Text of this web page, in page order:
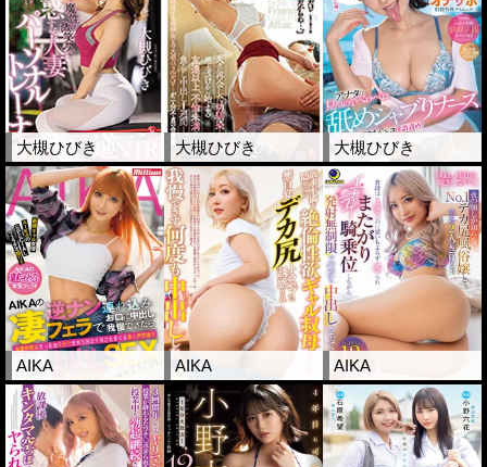
大槻ひびき 大槻ひびき 大槻ひびき
AIKA AIKA AIKA